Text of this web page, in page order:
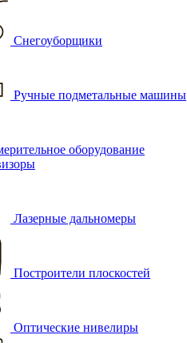
Снегоуборщики
Ручные подметальные машины
оборудование
Лазерные дальномеры
Построители плоскостей
Оптические нивелиры